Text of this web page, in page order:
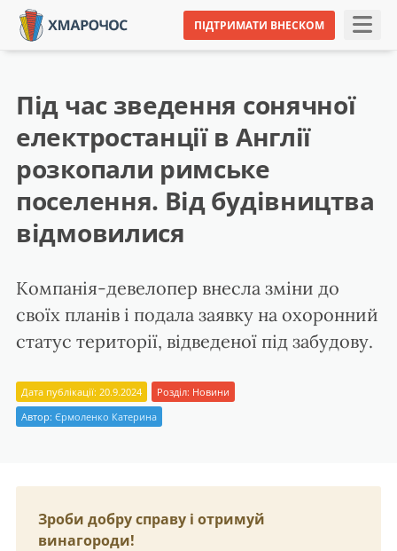
ПІДТРИМАТИ ВНЕСКОМ
Під час зведення сонячної
електростанції в Англії
розкопали римське
поселення. Від будівництва
відмовилися
Компанія-девелопер внесла зміни до
своїх планів і подала заявку на охоронний
статус території, відведеної під забудову.
Дата публікації: 20.9.2024 Розділ: Новини
Автор: Єрмоленко Катерина
Зроби добру справу і отримуй
винагороди!